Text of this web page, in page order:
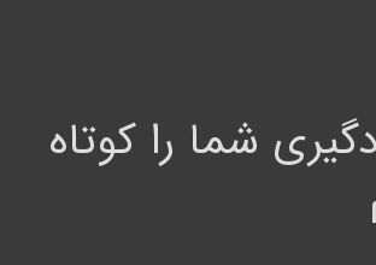
شما را کوتاه